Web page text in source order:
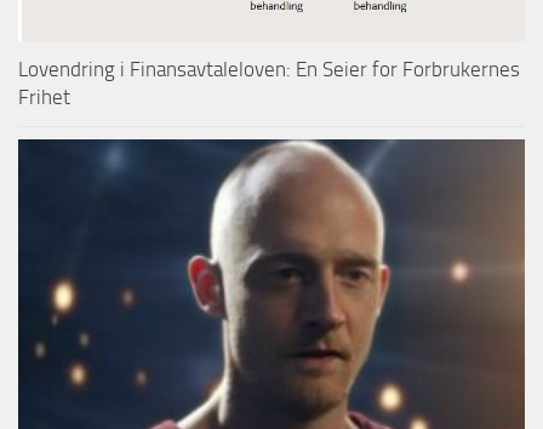
Lovendring i Finansavtaleloven: En Seier for Forbrukernes
Frihet